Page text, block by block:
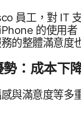
員工，​對IT
的​使用​者
的​整體​滿意度​
：​成本​下
與​滿意度​等​多​